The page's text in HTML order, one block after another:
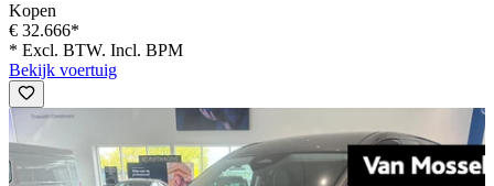
Kopen
€ 32.666*
* Excl. BTW. Incl. BPM
Bekijk voertuig